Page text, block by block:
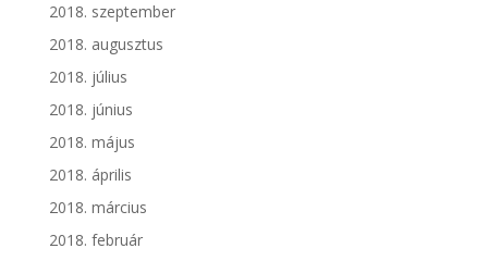
2018. szeptember
2018. augusztus
2018. július
2018. június
2018. május
2018. április
2018. március
2018. február